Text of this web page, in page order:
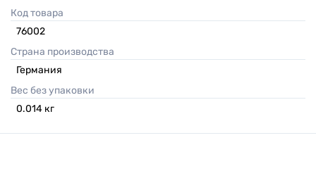
Код товара
76002
Страна производства
Германия
Вес без упаковки
0.014 кг